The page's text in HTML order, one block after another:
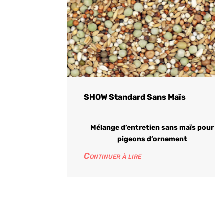
SHOW Standard Sans Maïs
Mélange d’entretien sans maïs pour
pigeons d’ornement
Continuer à lire